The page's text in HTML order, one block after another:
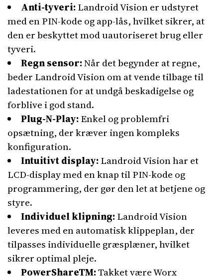
Anti-tyveri:Landroid Vision er udstyret
med en PIN-kode og app-lås, hvilket sikrer, at
den er beskyttet mod uautoriseret brug eller
tyveri.
Regn sensor:Når det begynder at regne,
beder Landroid Vision om at vende tilbage til
ladestationen for at undgå beskadigelse og
forblive i god stand.
Plug-N-Play:Enkel og problemfri
opsætning, der kræver ingen kompleks
konfiguration.
Intuitivt display:Landroid Vision har et
LCD-display med en knap til PIN-kode og
programmering, der gør den let at betjene og
styre.
Individuel klipning:Landroid Vision
leveres med en automatisk klippeplan, der
tilpasses individuelle græsplæner, hvilket
sikrer optimal pleje.
PowerShareTM:Takket være Worx